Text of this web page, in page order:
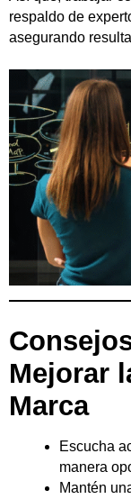
respaldo de
asegurando
Mejorar
Marca
Escucha
manera
Mantén